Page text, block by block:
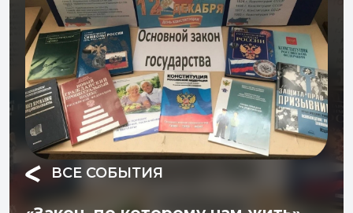
ВСЕ СОБЫТИЯ